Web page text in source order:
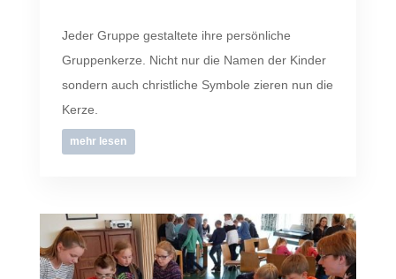
Jeder Gruppe gestaltete ihre persönliche
Gruppenkerze. Nicht nur die Namen der Kinder
sondern auch christliche Symbole zieren nun die
Kerze.
mehr lesen